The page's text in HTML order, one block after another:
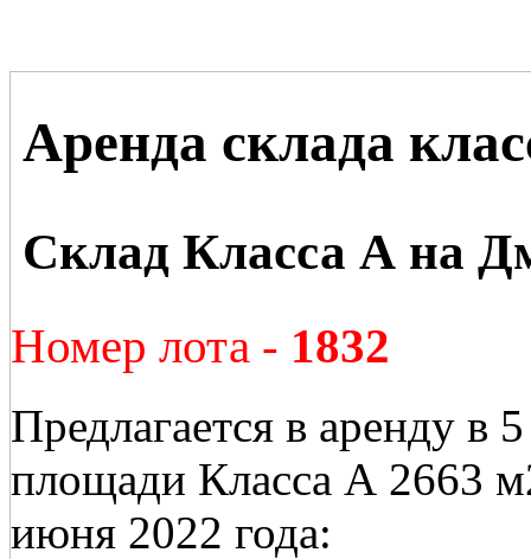
Аренда склада
Склад Класса А на
Номер лота - 1832
Предлагается в аренду
площади Класса А 2663
июня 2022 года: